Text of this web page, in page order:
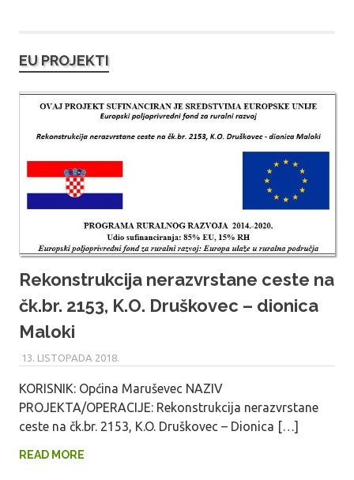
EU PROJEKTI
Rekonstrukcija nerazvrstane ceste na
čk.br. 2153, K.O. Druškovec – dionica
Maloki
13. LISTOPADA 2018.
KORISNIK: Općina Maruševec NAZIV
PROJEKTA/OPERACIJE: Rekonstrukcija nerazvrstane
ceste na čk.br. 2153, K.O. Druškovec – Dionica […]
READ MORE